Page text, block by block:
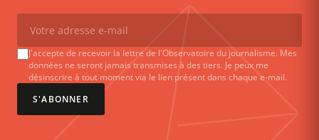
J'accepte de recevoir la lettre de l'Observatoire du journalisme. Mes
données ne seront jamais transmises à des tiers. Je peux me
désinscrire à tout moment via le lien présent dans chaque e-mail.
S'ABONNER